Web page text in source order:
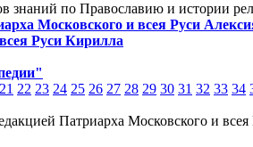
знаний по Православию и истории
Московского и всея Руси
Руси Кирилла
21 22 23 24 25 26 27 28 29 30 31 32 33 34
Патриарха Московского и